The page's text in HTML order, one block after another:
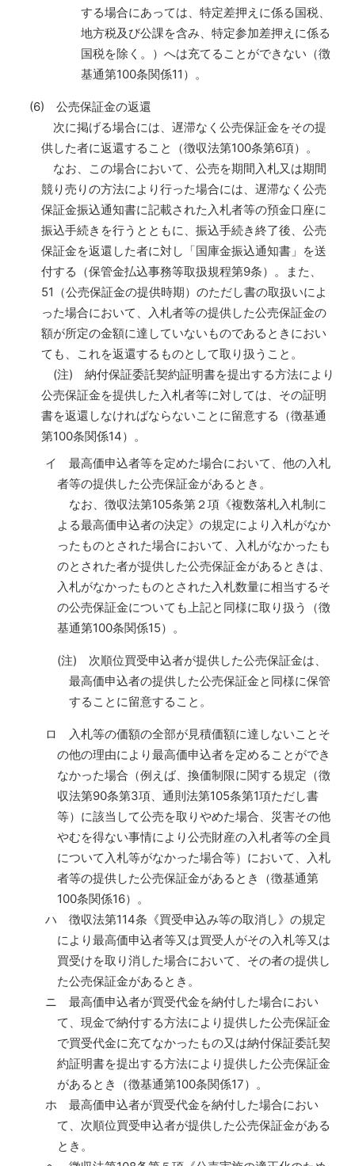
する場合にあっては、特定差押えに係る国税、
地方税及び公課を含み、特定参加差押えに係る
国税を除く。）へは充てることができない（徴
基通第100条関係11）。
(6) 公売保証金の返還
次に掲げる場合には、遅滞なく公売保証金をその提
供した者に返還すること（徴収法第100条第6項）。
なお、この場合において、公売を期間入札又は期間
競り売りの方法により行った場合には、遅滞なく公売
保証金振込通知書に記載された入札者等の預金口座に
振込手続きを行うとともに、振込手続き終了後、公売
保証金を返還した者に対し「国庫金振込通知書」を送
付する（保管金払込事務等取扱規程第9条）。また、
51（公売保証金の提供時期）のただし書の取扱いによ
った場合において、入札者等の提供した公売保証金の
額が所定の金額に達していないものであるときにおい
ても、これを返還するものとして取り扱うこと。
(注) 納付保証委託契約証明書を提出する方法により
公売保証金を提供した入札者等に対しては、その証明
書を返還しなければならないことに留意する（徴基通
第100条関係14）。
イ 最高価申込者等を定めた場合において、他の入札
者等の提供した公売保証金があるとき。
なお、徴収法第105条第２項《複数落札入札制に
よる最高価申込者の決定》の規定により入札がなか
ったものとされた場合において、入札がなかったも
のとされた者が提供した公売保証金があるときは、
入札がなかったものとされた入札数量に相当するそ
の公売保証金についても上記と同様に取り扱う（徴
基通第100条関係15）。
(注) 次順位買受申込者が提供した公売保証金は、
最高価申込者の提供した公売保証金と同様に保管
することに留意すること。
ロ 入札等の価額の全部が見積価額に達しないことそ
の他の理由により最高価申込者を定めることができ
なかった場合（例えば、換価制限に関する規定（徴
収法第90条第3項、通則法第105条第1項ただし書
等）に該当して公売を取りやめた場合、災害その他
やむを得ない事情により公売財産の入札者等の全員
について入札等がなかった場合等）において、入札
者等の提供した公売保証金があるとき（徴基通第
100条関係16）。
ハ 徴収法第114条《買受申込み等の取消し》の規定
により最高価申込者等又は買受人がその入札等又は
買受けを取り消した場合において、その者の提供し
た公売保証金があるとき。
ニ 最高価申込者が買受代金を納付した場合におい
て、現金で納付する方法により提供した公売保証金
で買受代金に充てなかったもの又は納付保証委託契
約証明書を提出する方法により提供した公売保証金
があるとき（徴基通第100条関係17）。
ホ 最高価申込者が買受代金を納付した場合におい
て、次順位買受申込者が提供した公売保証金がある
とき。